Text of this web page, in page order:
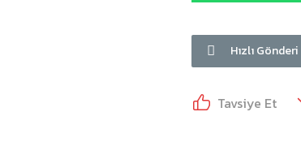
Hızlı Gönderi
Tavsiye Et